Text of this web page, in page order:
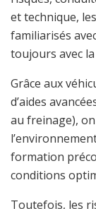
et technique,
familiarisés
toujours avec
Grâce aux
d’aides
au freinage),
formation
conditions
Toutefois, les